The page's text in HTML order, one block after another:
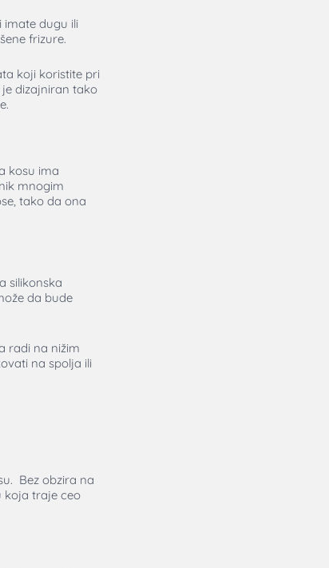
imate dugu ili
frizure.
koji koristite pri
je dizajniran tako
kosu ima
mnogim
tako da ona
silikonska
da bude
radi na nižim
na spolja ili
Bez obzira na
koja traje ceo